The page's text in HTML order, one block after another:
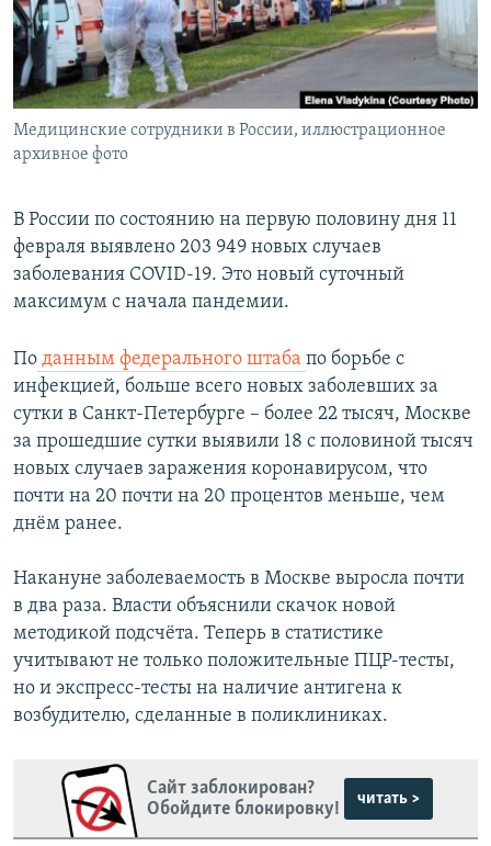
ПОБЕДИТЕЛЕЙ НЕ СУДЯТ?
КРЫМ.НЕПОКОРЕННЫЙ
ELIFBE
УКРАИНСКАЯ ПРОБЛЕМА КРЫМА
ПРИСОЕДИНЯЙТЕСЬ!
Все сайты RFE/RL
Медицинские сотрудники в России, иллюстрационное
архивное фото
В России по состоянию на первую половину дня 11
февраля выявлено 203 949 новых случаев
заболевания COVID-19. Это новый суточный
максимум с начала пандемии.
По данным федерального штаба по борьбе с
инфекцией, больше всего новых заболевших за
сутки в Санкт-Петербурге – более 22 тысяч, Москве
за прошедшие сутки выявили 18 с половиной тысяч
новых случаев заражения коронавирусом, что
почти на 20 почти на 20 процентов меньше, чем
днём ранее.
Накануне заболеваемость в Москве выросла почти
в два раза. Власти объяснили скачок новой
методикой подсчёта. Теперь в статистике
учитывают не только положительные ПЦР-тесты,
но и экспресс-тесты на наличие антигена к
возбудителю, сделанные в поликлиниках.
Сайт заблокирован?
Обойдите блокировку!
читать >